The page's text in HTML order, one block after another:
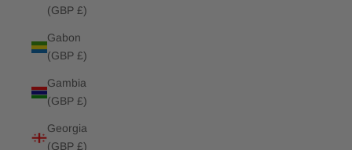
(GBP £)
Gabon
(GBP £)
Gambia
(GBP £)
Georgia
(GBP £)